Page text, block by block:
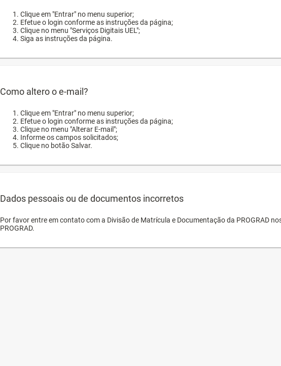
Clique em "Entrar" no menu superior;
Efetue o login conforme as instruções da página;
Clique no menu "Serviços Digitais UEL";
Siga as instruções da página.
Como altero o e-mail?
Clique em "Entrar" no menu superior;
Efetue o login conforme as instruções da página;
Clique no menu "Alterar E-mail";
Informe os campos solicitados;
Clique no botão Salvar.
Dados pessoais ou de documentos incorretos
Por favor entre em contato com a Divisão de Matrícula e Documentação da PROGRAD
PROGRAD.